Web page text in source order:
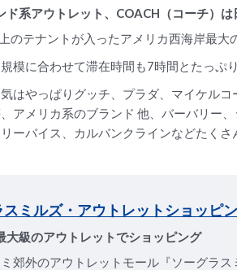
ド系アウトレット、COACH（コーチ）
のテナントが入ったアメリカ西海岸最大
模に合わせて滞在時間も7時間とたっぷり
はやっぱりグッチ、プラダ、マイケル
アメリカ系のブランド 他、バーバリー
ーバイス、カルバンクラインなどたくさ
スミルズ・アウトレットショッピ
大級のアウトレットでショッピング
郊外のアウトレットモール『ソーグラス